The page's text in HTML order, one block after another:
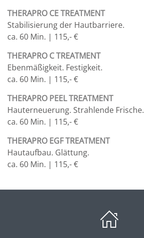
THERAPRO CE TREATMENT
Stabilisierung der Hautbarriere.
ca. 60 Min. | 115,- €
THERAPRO C TREATMENT
Ebenmäßigkeit. Festigkeit.
ca. 60 Min. | 115,- €
THERAPRO PEEL TREATMENT
Hauterneuerung. Strahlende Frische.
ca. 60 Min. | 115,- €
THERAPRO EGF TREATMENT
Hautaufbau. Glättung.
ca. 60 Min. | 115,- €